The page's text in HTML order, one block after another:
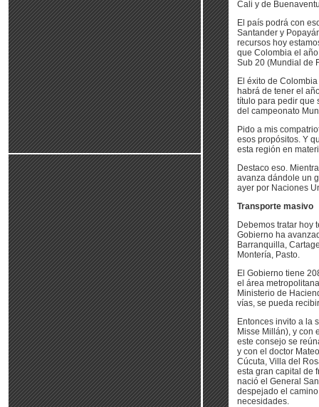
Cali y de
El país podrá con
Santander y
recursos hoy
que Colombia el
Sub 20 (Mundial de
El éxito de
habrá de tener el
título para pedir que
del campeonato
Pido a mis
esos propósitos. Y
esta región en
Destaco eso.
avanza dándole un
ayer por Naciones
Transporte masivo
Debemos tratar hoy
Gobierno ha
Barranquilla,
Montería, Pasto.
El Gobierno tiene
el área
Ministerio de
vías, se pueda
Entonces invito a la
Misse Millán), y con
este consejo se
y con el doctor
Cúcuta, Villa del
esta gran capital de
nació el General
despejado el
necesidades.